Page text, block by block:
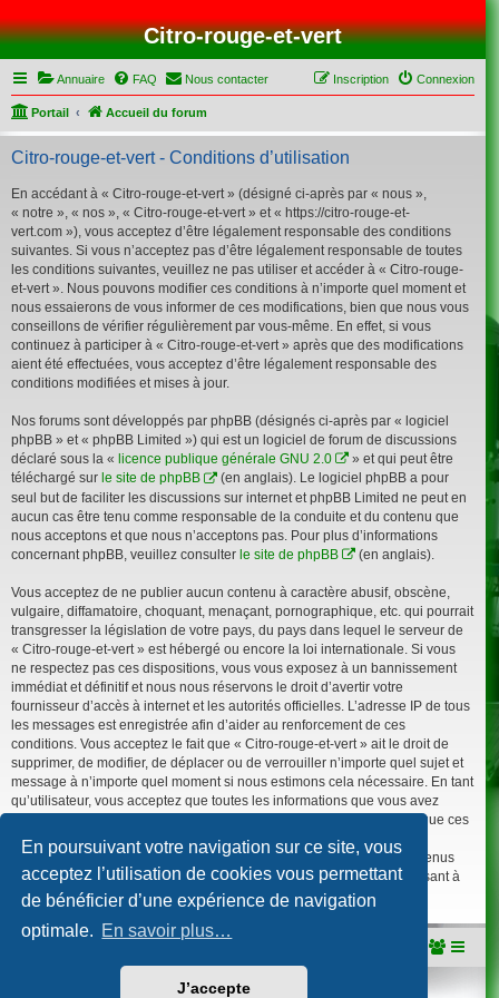
En poursuivant votre navigation sur ce site, vous
acceptez l’utilisation de cookies vous permettant
de bénéficier d’une expérience de navigation
optimale. En savoir plus…
J’accepte
Citro-rouge-et-vert
Annuaire FAQ Nous contacter Connexion
Inscription
Portail Accueil du forum
Citro-rouge-et-vert - Conditions d’utilisation
En accédant à « Citro-rouge-et-vert » (désigné ci-après par « nous »,
« notre », « nos », « Citro-rouge-et-vert » et « https://citro-rouge-et-
vert.com »), vous acceptez d’être légalement responsable des conditions
suivantes. Si vous n’acceptez pas d’être légalement responsable de toutes
les conditions suivantes, veuillez ne pas utiliser et accéder à « Citro-rouge-
et-vert ». Nous pouvons modifier ces conditions à n’importe quel moment et
nous essaierons de vous informer de ces modifications, bien que nous vous
conseillons de vérifier régulièrement par vous-même. En effet, si vous
continuez à participer à « Citro-rouge-et-vert » après que des modifications
aient été effectuées, vous acceptez d’être légalement responsable des
conditions modifiées et mises à jour.
Nos forums sont développés par phpBB (désignés ci-après par « logiciel
phpBB » et « phpBB Limited ») qui est un logiciel de forum de discussions
déclaré sous la « licence publique générale GNU 2.0
» et qui peut être
téléchargé sur le site de phpBB
(en anglais). Le logiciel phpBB a pour
seul but de faciliter les discussions sur internet et phpBB Limited ne peut en
aucun cas être tenu comme responsable de la conduite et du contenu que
nous acceptons et que nous n’acceptons pas. Pour plus d’informations
concernant phpBB, veuillez consulter le site de phpBB (en anglais).
Vous acceptez de ne publier aucun contenu à caractère abusif, obscène,
vulgaire, diffamatoire, choquant, menaçant, pornographique, etc. qui pourrait
transgresser la législation de votre pays, du pays dans lequel le serveur de
« Citro-rouge-et-vert » est hébergé ou encore la loi internationale. Si vous
ne respectez pas ces dispositions, vous vous exposez à un bannissement
immédiat et définitif et nous nous réservons le droit d’avertir votre
fournisseur d’accès à internet et les autorités officielles. L’adresse IP de tous
les messages est enregistrée afin d’aider au renforcement de ces
conditions. Vous acceptez le fait que « Citro-rouge-et-vert » ait le droit de
supprimer, de modifier, de déplacer ou de verrouiller n’importe quel sujet et
message à n’importe quel moment si nous estimons cela nécessaire. En tant
qu’utilisateur, vous acceptez que toutes les informations que vous avez
renseignées soient enregistrées dans notre base de données. Bien que ces
informations ne seront pas diffusées à une tierce partie sans votre
consentement, ni « Citro-rouge-et-vert », ni phpBB, ne pourront être tenus
comme responsables en cas de tentative de piratage informatique visant à
compromettre vos données.
phpBB® Forum Software © phpBB Limited